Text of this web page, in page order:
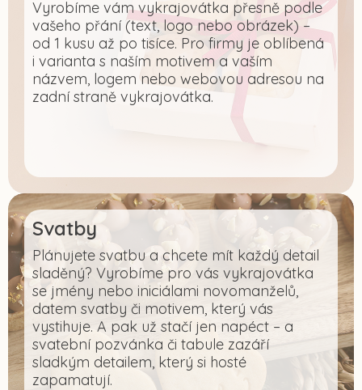
Vyrobíme vám vykrajovátka přesně podle
vašeho přání (text, logo nebo obrázek) –
od 1 kusu až po tisíce. Pro firmy je oblíbená
i varianta s naším motivem a vaším
názvem, logem nebo webovou adresou na
zadní straně vykrajovátka.
Svatby
Plánujete svatbu a chcete mít každý detail
sladěný? Vyrobíme pro vás vykrajovátka
se jmény nebo iniciálami novomanželů,
datem svatby či motivem, který vás
vystihuje. A pak už stačí jen napéct – a
svatební pozvánka či tabule zazáří
sladkým detailem, který si hosté
zapamatují.